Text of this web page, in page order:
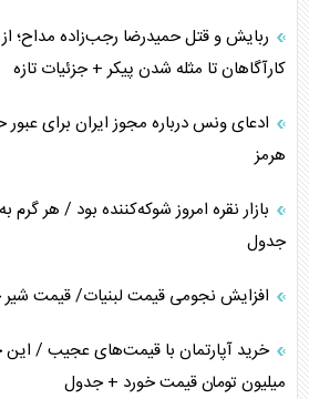
ربایش و قتل حمیدرضا رجب‌زاده مداح؛
کارآگاهان تا مثله شدن پیکر + جزئیات تازه
ادعای ونس درباره مجوز ایران برای
هرمز
بازار نقره امروز شوکه‌کننده بود / هر
جدول
افزایش نجومی قیمت لبنیات/ قیمت
میلیون تومان قیمت خورد + جدول